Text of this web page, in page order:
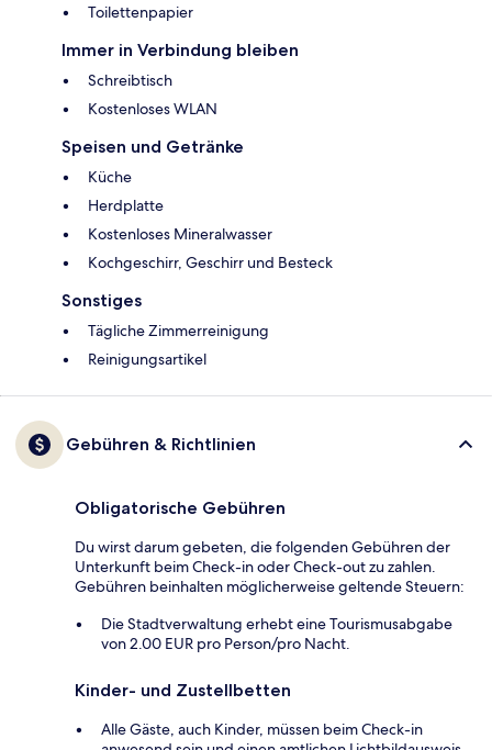
Toilettenpapier
Immer in Verbindung bleiben
Schreibtisch
Kostenloses WLAN
Speisen und Getränke
Küche
Herdplatte
Kostenloses Mineralwasser
Kochgeschirr, Geschirr und Besteck
Sonstiges
Tägliche Zimmerreinigung
Reinigungsartikel
Gebühren & Richtlinien
Obligatorische Gebühren
Du wirst darum gebeten, die folgenden Gebühren der
Unterkunft beim Check-in oder Check-out zu zahlen.
Gebühren beinhalten möglicherweise geltende Steuern:
Die Stadtverwaltung erhebt eine Tourismusabgabe
von 2.00 EUR pro Person/pro Nacht.
Kinder- und Zustellbetten
Alle Gäste, auch Kinder, müssen beim Check-in